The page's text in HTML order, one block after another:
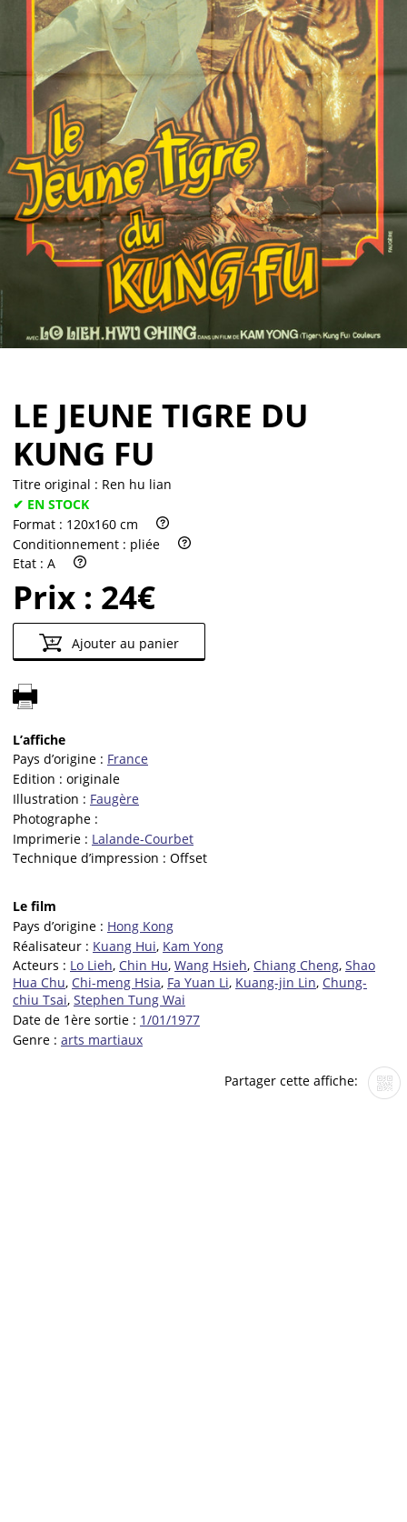
Vendre
LE JEUNE TIGRE DU
KUNG FU
Titre original : Ren hu lian
✔ EN STOCK
Format : 120x160 cm
Conditionnement : pliée
Etat : A
Prix : 24€
Ajouter au panier
L’affiche
Pays d’origine : France
Edition : originale
Illustration : Faugère
Photographe :
Imprimerie : Lalande-Courbet
Technique d’impression : Offset
Le film
Pays d’origine : Hong Kong
Réalisateur : Kuang Hui, Kam Yong
Acteurs : Lo Lieh, Chin Hu, Wang Hsieh, Chiang Cheng, Shao
Hua Chu, Chi-meng Hsia, Fa Yuan Li, Kuang-jin Lin, Chung-
chiu Tsai, Stephen Tung Wai
Date de 1ère sortie : 1/01/1977
Genre : arts martiaux
Partager cette affiche: